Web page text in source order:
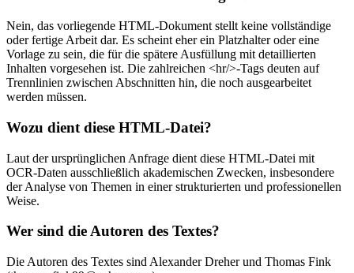
Nein, das vorliegende HTML-Dokument stellt keine vollständige
oder fertige Arbeit dar. Es scheint eher ein Platzhalter oder eine
Vorlage zu sein, die für die spätere Ausfüllung mit detaillierten
Inhalten vorgesehen ist. Die zahlreichen <hr/>-Tags deuten auf
Trennlinien zwischen Abschnitten hin, die noch ausgearbeitet
werden müssen.
Wozu dient diese HTML-Datei?
Laut der ursprünglichen Anfrage dient diese HTML-Datei mit
OCR-Daten ausschließlich akademischen Zwecken, insbesondere
der Analyse von Themen in einer strukturierten und professionellen
Weise.
Wer sind die Autoren des Textes?
Die Autoren des Textes sind Alexander Dreher und Thomas Fink